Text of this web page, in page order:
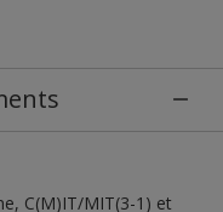
C(M)IT/MIT(3-1) et